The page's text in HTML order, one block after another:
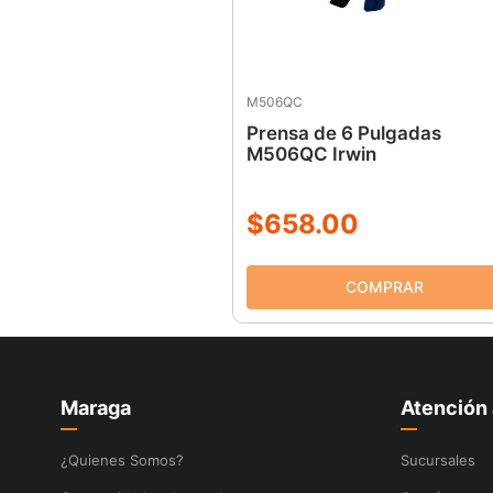
M506QC
Prensa de 6 Pulgadas
M506QC Irwin
$658.00
Maraga
¿Quienes Somos?
Atención
Sucursales